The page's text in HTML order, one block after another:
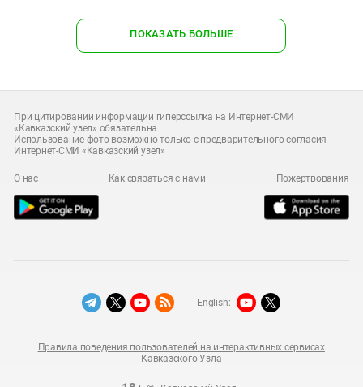
ПОКАЗАТЬ БОЛЬШЕ
При цитировании информации гиперссылка на Интернет-СМИ
«Кавказский узел» обязательна
Использование фото возможно только с предварительного согласия
Интернет-СМИ «Кавказский узел»
О нас Как связаться с нами Пожертвования
Правила поведения пользователей на интерактивных сервисах
Кавказского Узла
English: